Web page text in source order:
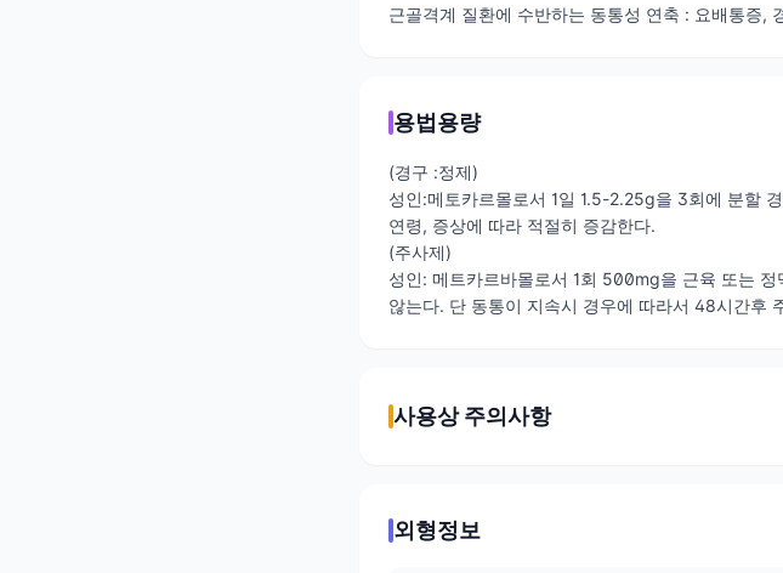
근골격계 질환에 수반하는 동통성 연축 : 요배통증,
용법용량
(경구 :정제)
성인:메토카르몰로서 1일 1.5-2.25g을 3회에 분할
연령, 증상에 따라 적절히 증감한다.
(주사제)
성인: 메트카르바몰로서 1회 500mg을 근육 또는
않는다. 단 동통이 지속시 경우에 따라서 48시간후
사용상 주의사항
외형정보